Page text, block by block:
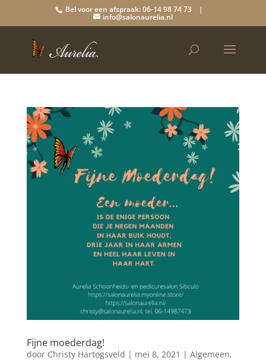
Bel voor een afspraak: 06-14 98 74 73 |
info@salonaurelia.nl
Fijne moederdag!
door Christy Hartogsveld | mei 8, 2021 | Algemeen,